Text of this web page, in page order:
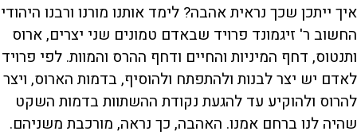
איך ייתכן שכך נראית אהבה? לימד אותנו מורנו ורבנו היהודי
החשוב ר' זיגמונד פרויד שבאדם טמונים שני יצרים, ארוס
ותנטוס, דחף המיניות והחיים ודחף ההרס והמוות. לפי פרויד
לאדם יש יצר לבנות ולהתפתח ולהוסיף, בדמות הארוס, ויצר
להרוס ולהוקיע עד להגעת נקודת ההשתוות בדמות השקט
שהיה לנו ברחם אמנו. האהבה, כך נראה, מורכבת משניהם.